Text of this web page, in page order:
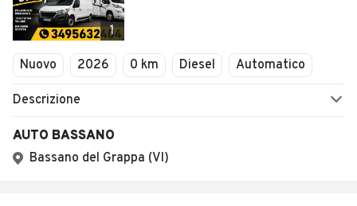
Camper
Veicoli Commerciali
Concessionari
1
Nuovo 2026 0 km Diesel Automatico
Descrizione
AUTO BASSANO
Bassano del Grappa (VI)